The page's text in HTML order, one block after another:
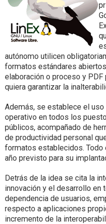
autónomo utilicen
formatos estándares
elaboración o proceso y
quiera garantizar la
Además, se establece el
operativo en todos los
públicos, acompañado de
de productividad personal
formatos establecidos. Todo
año previsto para su
Detrás de la idea se cita la
innovación y el desarrollo en
dependencia de usuarios,
respecto a aplicaciones
incremento de la